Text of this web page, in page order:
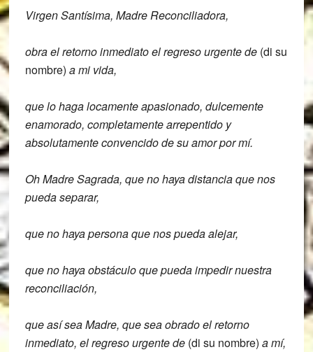
Virgen Santísima, Madre Reconciliadora,
obra el retorno inmediato el regreso urgente de (di su
nombre) a mi vida,
que lo haga locamente apasionado, dulcemente
enamorado, completamente arrepentido y
absolutamente convencido de su amor por mí.
Oh Madre Sagrada, que no haya distancia que nos
pueda separar,
que no haya persona que nos pueda alejar,
que no haya obstáculo que pueda impedir nuestra
reconciliación,
que así sea Madre, que sea obrado el retorno
inmediato, el regreso urgente de (di su nombre) a mí,